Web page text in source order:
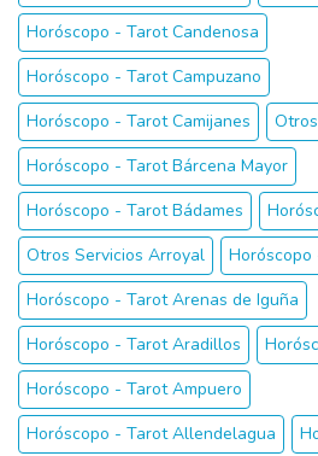
Horóscopo - Tarot Candenosa
Horóscopo - Tarot Campuzano
Horóscopo - Tarot Camijanes
Horóscopo - Tarot Bárcena Mayor
Horóscopo - Tarot Bádames
Otros Servicios Arroyal
Horóscopo - Tarot Arenas de Iguña
Horóscopo - Tarot Aradillos
Horóscopo - Tarot Ampuero
Horóscopo - Tarot Allendelagua